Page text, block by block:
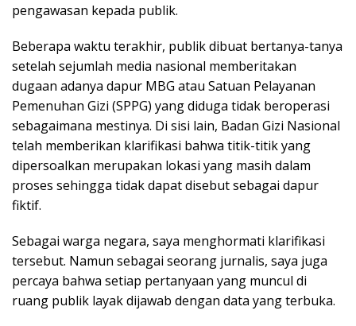
pengawasan kepada publik.
Beberapa waktu terakhir, publik dibuat bertanya-tanya
setelah sejumlah media nasional memberitakan
dugaan adanya dapur MBG atau Satuan Pelayanan
Pemenuhan Gizi (SPPG) yang diduga tidak beroperasi
sebagaimana mestinya. Di sisi lain, Badan Gizi Nasional
telah memberikan klarifikasi bahwa titik-titik yang
dipersoalkan merupakan lokasi yang masih dalam
proses sehingga tidak dapat disebut sebagai dapur
fiktif.
Sebagai warga negara, saya menghormati klarifikasi
tersebut. Namun sebagai seorang jurnalis, saya juga
percaya bahwa setiap pertanyaan yang muncul di
ruang publik layak dijawab dengan data yang terbuka.